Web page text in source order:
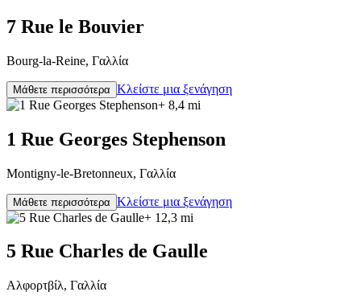
7 Rue le Bouvier
Bourg-la-Reine, Γαλλία
Μάθετε περισσότερα Κλείστε μια ξενάγηση
+ 8,4 mi
1 Rue Georges Stephenson
Montigny-le-Bretonneux, Γαλλία
Μάθετε περισσότερα Κλείστε μια ξενάγηση
+ 12,3 mi
5 Rue Charles de Gaulle
Αλφορτβίλ, Γαλλία